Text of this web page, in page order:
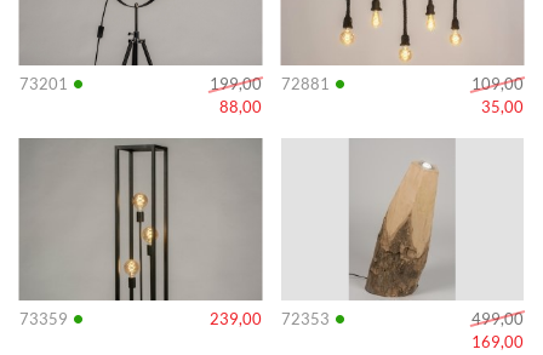
73201 •
199,00
88,00
72881 •
109,00
35,00
73359 • 239,00
Info
72353 •
499,00
169,00
Info